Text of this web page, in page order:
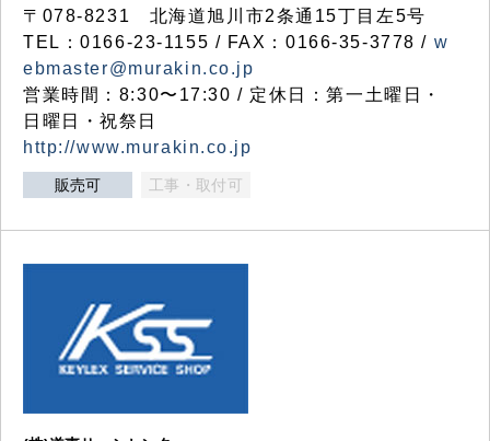
〒078-8231 北海道旭川市2条通15丁目左5号
TEL：0166-23-1155 / FAX：0166-35-3778 / w
ebmaster@murakin.co.jp
営業時間：8:30〜17:30 / 定休日：第一土曜日・
日曜日・祝祭日
http://www.murakin.co.jp
販売可 工事・取付可